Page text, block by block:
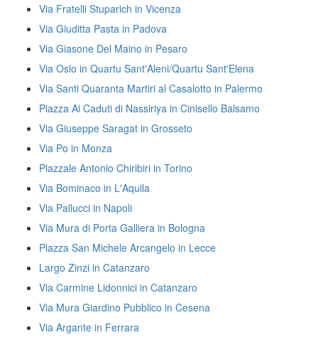
Via Fratelli Stuparich in Vicenza
Via Giuditta Pasta in Padova
Via Giasone Del Maino in Pesaro
Via Oslo in Quartu Sant'Aleni/Quartu Sant'Elena
Via Santi Quaranta Martiri al Casalotto in Palermo
Piazza Ai Caduti di Nassiriya in Cinisello Balsamo
Via Giuseppe Saragat in Grosseto
Via Po in Monza
Piazzale Antonio Chiribiri in Torino
Via Bominaco in L'Aquila
Via Pallucci in Napoli
Via Mura di Porta Galliera in Bologna
Piazza San Michele Arcangelo in Lecce
Largo Zinzi in Catanzaro
Via Carmine Lidonnici in Catanzaro
Via Mura Giardino Pubblico in Cesena
Via Argante in Ferrara